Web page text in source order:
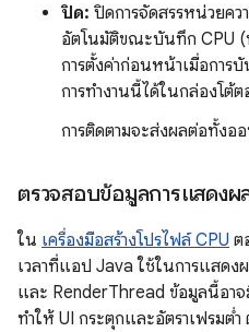
ปิด: ปิดการจัดสรรหน่วยคว
อัตโนมัติขณะบันทึก CPU (
การตั้งค่าก่อนหน้าเมื่อกา
การทำงานนี้ได้ในกล่องโต้
การติดตามจะส่งผลต่อทั้งอ
ตรวจสอบข้อมูลการแสดงผ
ใน เครื่องมือสร้างโปรไฟล์ CPU ต
เวลาที่แอป Java ใช้ในการแสดง
และ RenderThread ข้อมูลนี้อา
ทำให้ UI กระตุกและอัตราเฟรมต่